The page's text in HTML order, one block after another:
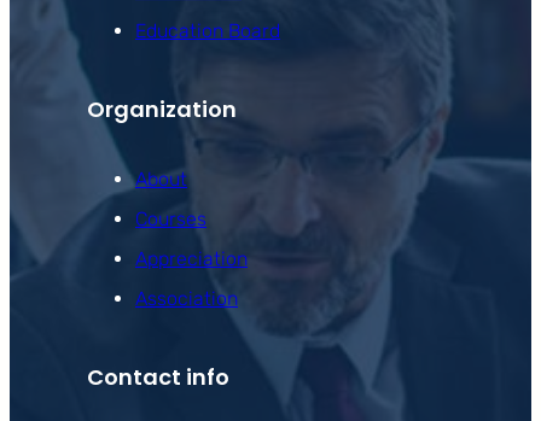
Education Board
Organization
About
Courses
Appreciation
Association
Contact info